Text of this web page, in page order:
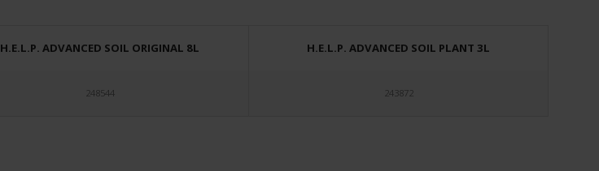
H.E.L.P. ADVANCED SOIL ORIGINAL 8L H.E.L.P. ADVANCED SOIL PLANT 3L
248544 243872